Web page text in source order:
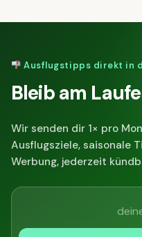
Ausflugstipps direkt in
Bleib am
Wir senden dir 1× pro
Ausflugsziele, saisonale
Werbung, jederzeit